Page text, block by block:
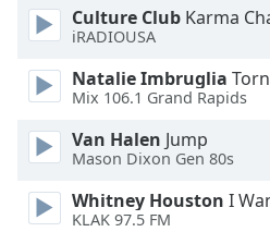
dialog
window.
Culture Club Karma
iRADIOUSA
Natalie Imbruglia Torn
Mix 106.1 Grand Rapids
Van Halen Jump
Mason Dixon Gen 80s
Whitney Houston I
KLAK 97.5 FM